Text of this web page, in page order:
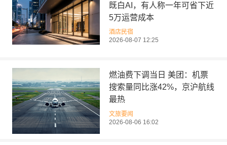
既白AI，有人称一年可省下近
5万运营成本
酒店民宿
2026-08-07 12:25
燃油费下调当日 美团：机票
搜索量同比涨42%，京沪航线
最热
文旅要闻
2026-08-06 16:02